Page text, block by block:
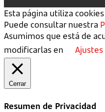
Esta página utiliza
Puede consultar nuestra
Asumimos que está de
modificarlas en
Ajustes
Cerrar
Resumen de Privacidad